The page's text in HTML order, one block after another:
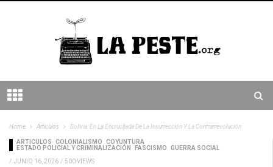
Home Articulos Bolivia: En La Encrucijada De La Insurrección Y La Contrarrevolución
ARTICULOS COLONIALISMO
COYUNTURA
ESTADO POLICIAL Y CRIMINALIZACIÓN
FASCISMO
GUERRA SOCIAL
/ JUNIO 16, 2026 / 500 VIEWS